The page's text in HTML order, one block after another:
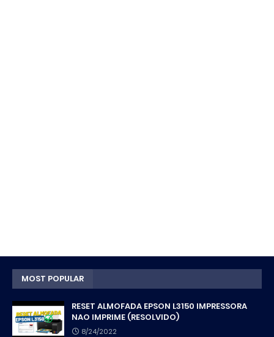
MOST POPULAR
RESET ALMOFADA EPSON L3150 IMPRESSORA
NAO IMPRIME (RESOLVIDO)
8/24/2022